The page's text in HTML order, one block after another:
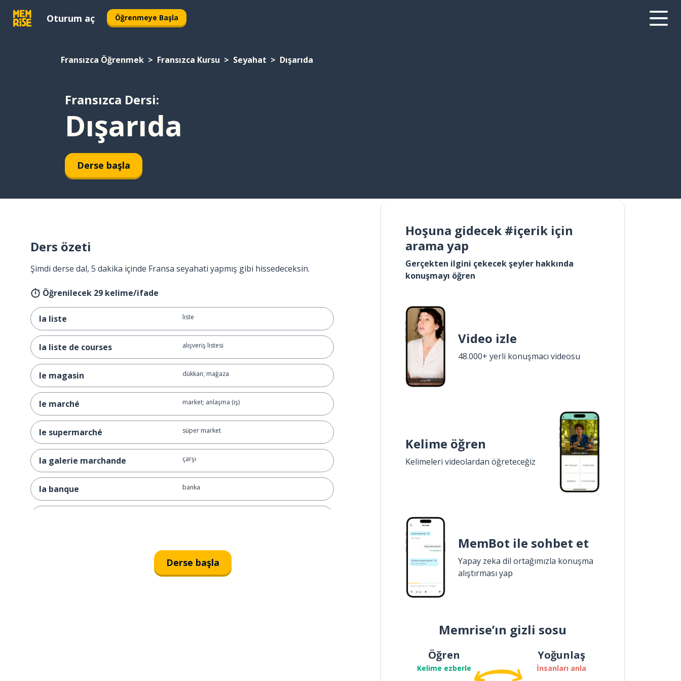
Oturum aç Öğrenmeye Başla
Fransızca Öğrenmek Fransızca Kursu Seyahat Dışarıda
Fransızca Dersi:
Dışarıda
Derse başla
Ders özeti
Şimdi derse dal, 5 dakika içinde Fransa seyahati yapmış gibi hissedeceksin.
Öğrenilecek 29 kelime/ifade
la liste liste
la liste de courses alışveriş listesi
le magasin dükkan; mağaza
le marché market; anlaşma (iş)
le supermarché süper market
la galerie marchande çarşı
la banque banka
Derse başla
Hoşuna gidecek #içerik için
arama yap
Gerçekten ilgini çekecek şeyler hakkında
konuşmayı öğren
Video izle
48.000+ yerli konuşmacı videosu
Kelime öğren
Kelimeleri videolardan öğreteceğiz
MemBot ile sohbet et
Yapay zeka dil ortağımızla konuşma
alıştırması yap
Memrise’ın gizli sosu
Öğren
Kelime ezberle
Yoğunlaş
İnsanları anla